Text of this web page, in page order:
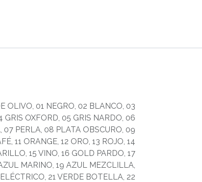
OLIVO, 01 NEGRO, 02 BLANCO, 03
GRIS OXFORD, 05 GRIS NARDO, 06
, 07 PERLA, 08 PLATA OBSCURO, 09
, 11 ORANGE, 12 ORO, 13 ROJO, 14
, 15 VINO, 16 GOLD PARDO, 17
MARINO, 19 AZUL MEZCLILLA,
, 21 VERDE BOTELLA, 22